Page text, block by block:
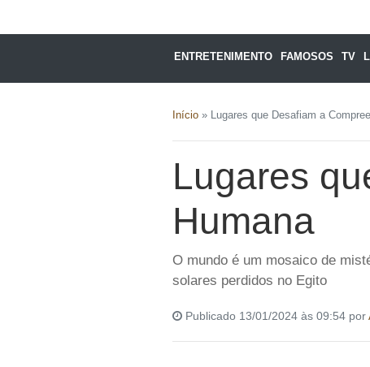
ENTRETENIMENTO FAMOSOS TV
Início » Lugares que Desafiam a
Lugares
Humana
O mundo é um mosaico de
solares perdidos no Egito
Publicado 13/01/2024 às 09:54 por